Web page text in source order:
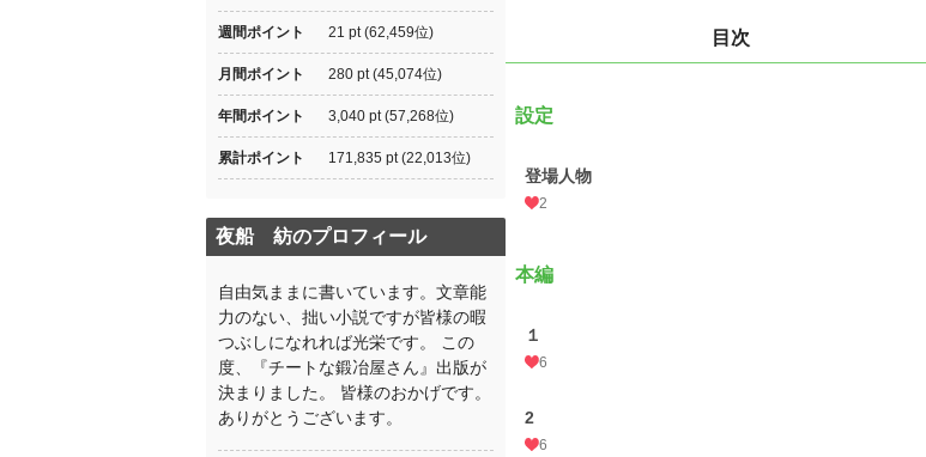
目次
設定
登場人物
2
本編
１
6
2
6
週間ポイント 21 pt (62,459位)
月間ポイント 280 pt (45,074位)
年間ポイント 3,040 pt (57,268位)
累計ポイント 171,835 pt (22,013位)
夜船 紡のプロフィール
自由気ままに書いています。文章能
力のない、拙い小説ですが皆様の暇
つぶしになれれば光栄です。 この
度、『チートな鍛冶屋さん』出版が
決まりました。 皆様のおかげです。
ありがとうございます。